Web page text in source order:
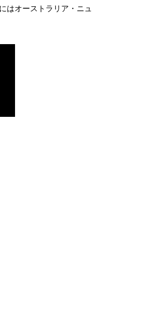
はオーストラリア・ニュ